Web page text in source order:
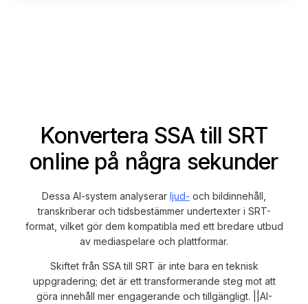
Konvertera SSA till SRT
online på några sekunder
Dessa AI-system analyserar ljud- och bildinnehåll,
transkriberar och tidsbestämmer undertexter i SRT-
format, vilket gör dem kompatibla med ett bredare utbud
av mediaspelare och plattformar.
Skiftet från SSA till SRT är inte bara en teknisk
uppgradering; det är ett transformerande steg mot att
göra innehåll mer engagerande och tillgängligt. ||AI-